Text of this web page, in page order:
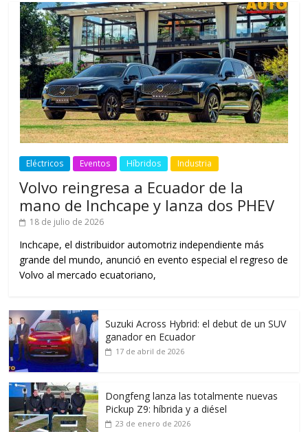
Eléctricos Eventos Híbridos Industria
Volvo reingresa a Ecuador de la
mano de Inchcape y lanza dos PHEV
18 de julio de 2026
Inchcape, el distribuidor automotriz independiente más
grande del mundo, anunció en evento especial el regreso de
Volvo al mercado ecuatoriano,
Suzuki Across Hybrid: el debut de un SUV
ganador en Ecuador
17 de abril de 2026
Dongfeng lanza las totalmente nuevas
Pickup Z9: híbrida y a diésel
23 de enero de 2026